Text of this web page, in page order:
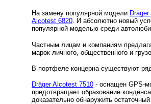
На замену популярной модели
Alcotest 6820 . И абсолютно новый
популярной моделью среди
Частным лицам и компаниям
марок личного, общественного и
В портфеле концерна существуют
Dräger Alcotest 7510 - оснащен GPS-
предотвращает образование
доказательно обнаружить